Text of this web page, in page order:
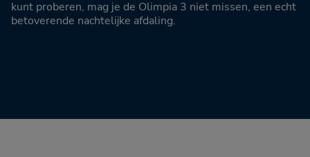
kunt proberen, mag je de Olimpia 3 niet missen, een echt
betoverende nachtelijke afdaling.